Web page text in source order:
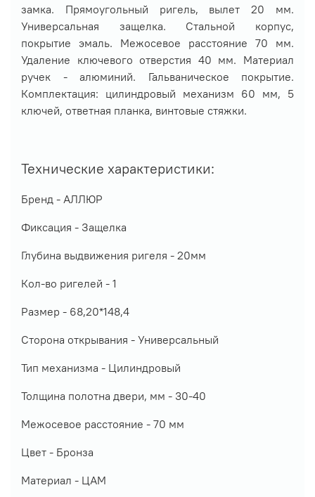
замка. Прямоугольный ригель, вылет 20 мм.
Универсальная защелка. Стальной корпус,
покрытие эмаль. Межосевое расстояние 70 мм.
Удаление ключевого отверстия 40 мм. Материал
ручек - алюминий. Гальваническое покрытие.
Комплектация: цилиндровый механизм 60 мм, 5
ключей, ответная планка, винтовые стяжки.
Технические характеристики:
Бренд - АЛЛЮР
Фиксация - Защелка
Глубина выдвижения ригеля - 20мм
Кол-во ригелей - 1
Размер - 68,20*148,4
Сторона открывания - Универсальный
Тип механизма - Цилиндровый
Толщина полотна двери, мм - 30-40
Межосевое расстояние - 70 мм
Цвет - Бронза
Материал - ЦАМ